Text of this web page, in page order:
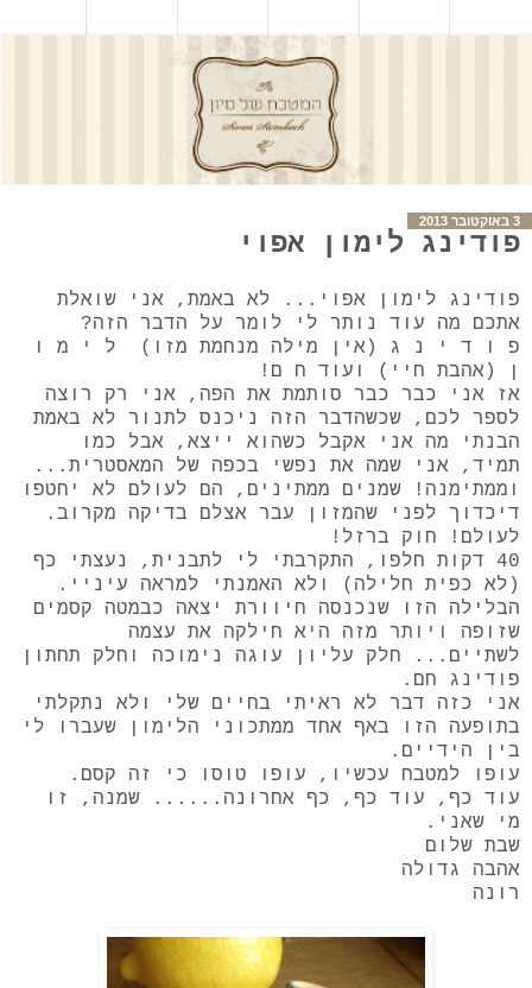
3 באוקטובר 2013
פודינג לימון אפוי
פודינג לימון אפוי... לא באמת, אני שואלת
אתכם מה עוד נותר לי לומר על הדבר הזה?
פ ו ד י נ ג (אין מילה מנחמת מזו) ל י מ ו
ן (אהבת חיי) ועוד ח ם!
אז אני כבר כבר סותמת את הפה, אני רק רוצה
לספר לכם, שכשהדבר הזה ניכנס לתנור לא באמת
הבנתי מה אני אקבל כשהוא ייצא, אבל כמו
תמיד, אני שמה את נפשי בכפה של המאסטרית...
וממתימנה! שמנים ממתינים, הם לעולם לא יחטפו
דיכדוך לפני שהמזון עבר אצלם בדיקה מקרוב.
לעולם! חוק ברזל!
40 דקות חלפו, התקרבתי לי לתבנית, נעצתי כף
(לא כפית חלילה) ולא האמנתי למראה עיניי.
הבלילה הזו שנכנסה חיוורת יצאה כבמטה קסמים
שזופה ויותר מזה היא חילקה את עצמה
לשתיים... חלק עליון עוגה נימוכה וחלק תחתון
פודינג חם.
אני כזה דבר לא ראיתי בחיים שלי ולא נתקלתי
בתופעה הזו באף אחד ממתכוני הלימון שעברו לי
בין הידיים.
עופו למטבח עכשיו, עופו טוסו כי זה קסם.
עוד כף, עוד כף, כף אחרונה...... שמנה, זו
מי שאני.
שבת שלום
אהבה גדולה
רונה